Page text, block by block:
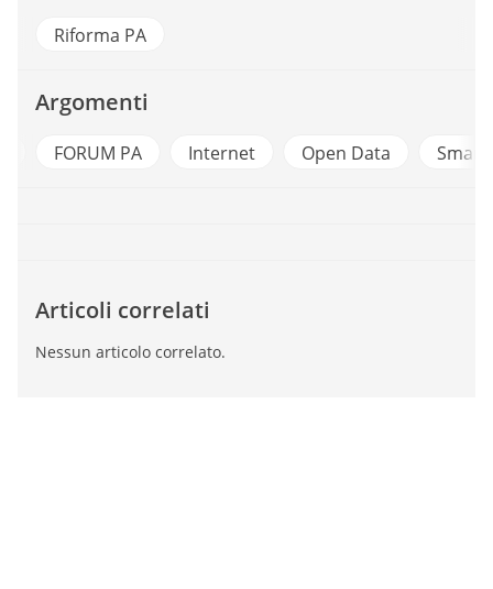
Riforma PA
Argomenti
FORUM PA Internet Open Data Smart
Articoli correlati
Nessun articolo correlato.